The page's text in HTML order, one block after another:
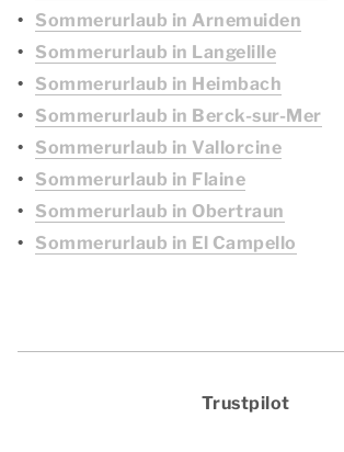
Sommerurlaub in Arnemuiden
Sommerurlaub in Langelille
Sommerurlaub in Heimbach
Sommerurlaub in Berck-sur-Mer
Sommerurlaub in Vallorcine
Sommerurlaub in Flaine
Sommerurlaub in Obertraun
Sommerurlaub in El Campello
Trustpilot